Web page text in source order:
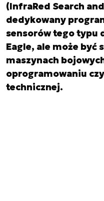
(InfraRed Search
dedykowany
sensorów tego typu
Eagle, ale może być
maszynach
oprogramowaniu
technicznej.